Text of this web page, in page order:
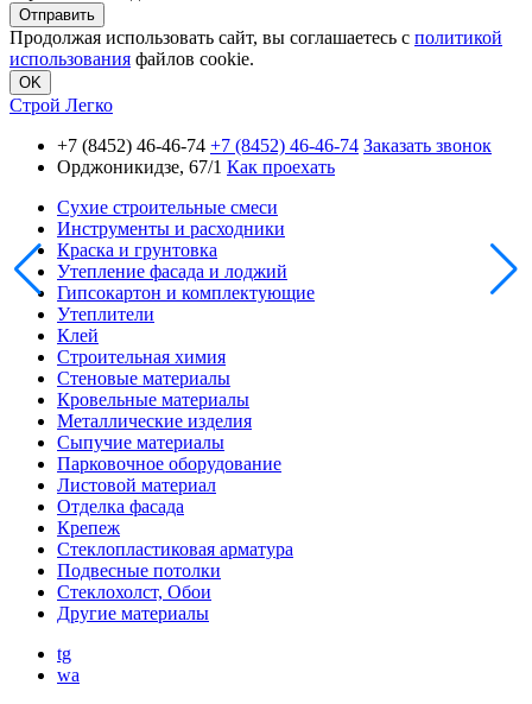
Продолжая использовать сайт, вы соглашаетесь с политикой
использования файлов cookie.
OK
Строй Легко
+7 (8452) 46-46-74 +7 (8452) 46-46-74 Заказать звонок
Орджоникидзе, 67/1 Как проехать
Сухие строительные смеси
Инструменты и расходники
Краска и грунтовка
Утепление фасада и лоджий
Гипсокартон и комплектующие
Утеплители
Клей
Строительная химия
Стеновые материалы
Кровельные материалы
Металлические изделия
Сыпучие материалы
Парковочное оборудование
Листовой материал
Отделка фасада
Крепеж
Стеклопластиковая арматура
Подвесные потолки
Стеклохолст, Обои
Другие материалы
tg
wa